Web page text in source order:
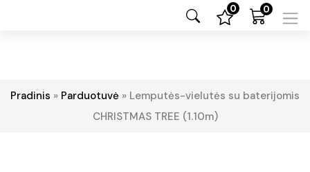
0 0
Pradinis » Parduotuvė » Lemputės-vielutės su baterijomis
CHRISTMAS TREE (1.10m)